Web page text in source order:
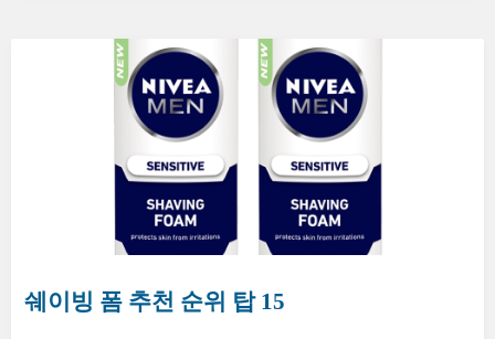
쉐이빙 폼 추천 순위 탑 15